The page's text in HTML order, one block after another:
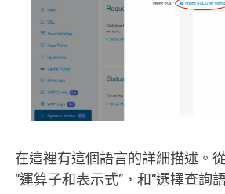
在這裡有這個語言的詳細描述。從
“運算子和表示式”，和“選擇查詢語